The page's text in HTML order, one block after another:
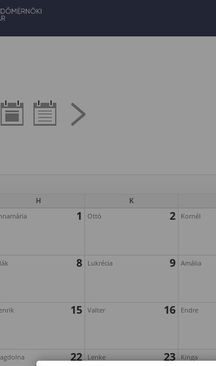
H K
1 Ottó 2 Kornél
8 Lukrécia 9 Amália
15 Valter 16 Endre
22 Lenke 23 Kinga